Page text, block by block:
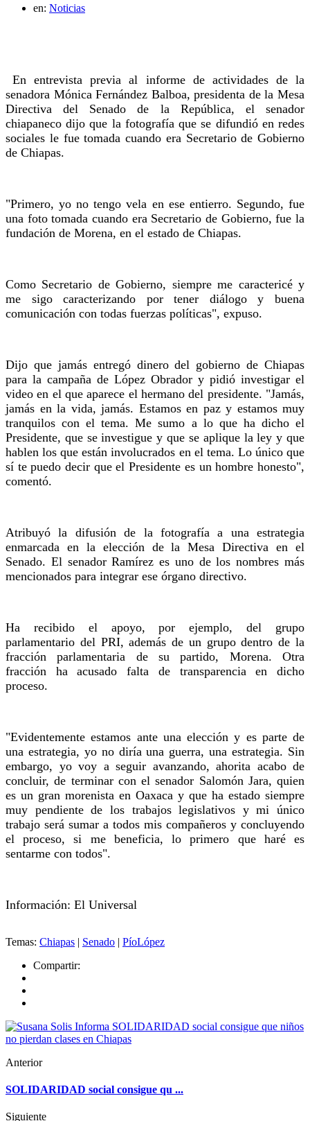
en: Noticias
En entrevista previa al informe de actividades de la
senadora Mónica Fernández Balboa, presidenta de la Mesa
Directiva del Senado de la República, el senador
chiapaneco dijo que la fotografía que se difundió en redes
sociales le fue tomada cuando era Secretario de Gobierno
de Chiapas.
"Primero, yo no tengo vela en ese entierro. Segundo, fue
una foto tomada cuando era Secretario de Gobierno, fue la
fundación de Morena, en el estado de Chiapas.
Como Secretario de Gobierno, siempre me caractericé y
me sigo caracterizando por tener diálogo y buena
comunicación con todas fuerzas políticas", expuso.
Dijo que jamás entregó dinero del gobierno de Chiapas
para la campaña de López Obrador y pidió investigar el
video en el que aparece el hermano del presidente. "Jamás,
jamás en la vida, jamás. Estamos en paz y estamos muy
tranquilos con el tema. Me sumo a lo que ha dicho el
Presidente, que se investigue y que se aplique la ley y que
hablen los que están involucrados en el tema. Lo único que
sí te puedo decir que el Presidente es un hombre honesto",
comentó.
Atribuyó la difusión de la fotografía a una estrategia
enmarcada en la elección de la Mesa Directiva en el
Senado. El senador Ramírez es uno de los nombres más
mencionados para integrar ese órgano directivo.
Ha recibido el apoyo, por ejemplo, del grupo
parlamentario del PRI, además de un grupo dentro de la
fracción parlamentaria de su partido, Morena. Otra
fracción ha acusado falta de transparencia en dicho
proceso.
"Evidentemente estamos ante una elección y es parte de
una estrategia, yo no diría una guerra, una estrategia. Sin
embargo, yo voy a seguir avanzando, ahorita acabo de
concluir, de terminar con el senador Salomón Jara, quien
es un gran morenista en Oaxaca y que ha estado siempre
muy pendiente de los trabajos legislativos y mi único
trabajo será sumar a todos mis compañeros y concluyendo
el proceso, si me beneficia, lo primero que haré es
sentarme con todos".
Información: El Universal
Temas: Chiapas | Senado | PíoLópez
Compartir:
Anterior
SOLIDARIDAD social consigue qu ...
Siguiente